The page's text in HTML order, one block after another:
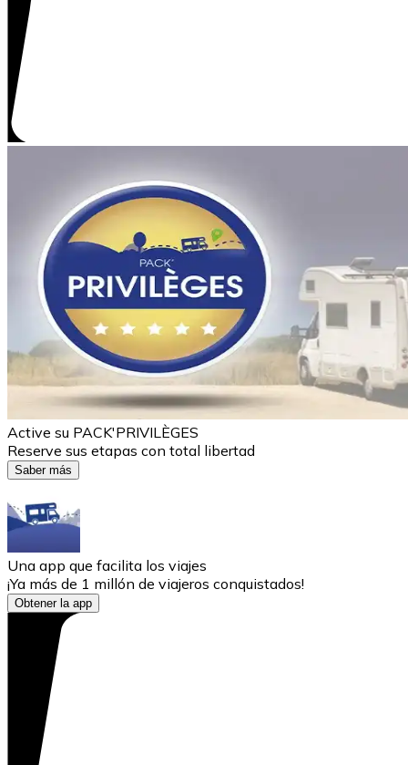
Active su PACK'PRIVILÈGES
Reserve sus etapas con total libertad
Saber más
Una app que facilita los viajes
¡Ya más de 1 millón de viajeros conquistados!
Obtener la app